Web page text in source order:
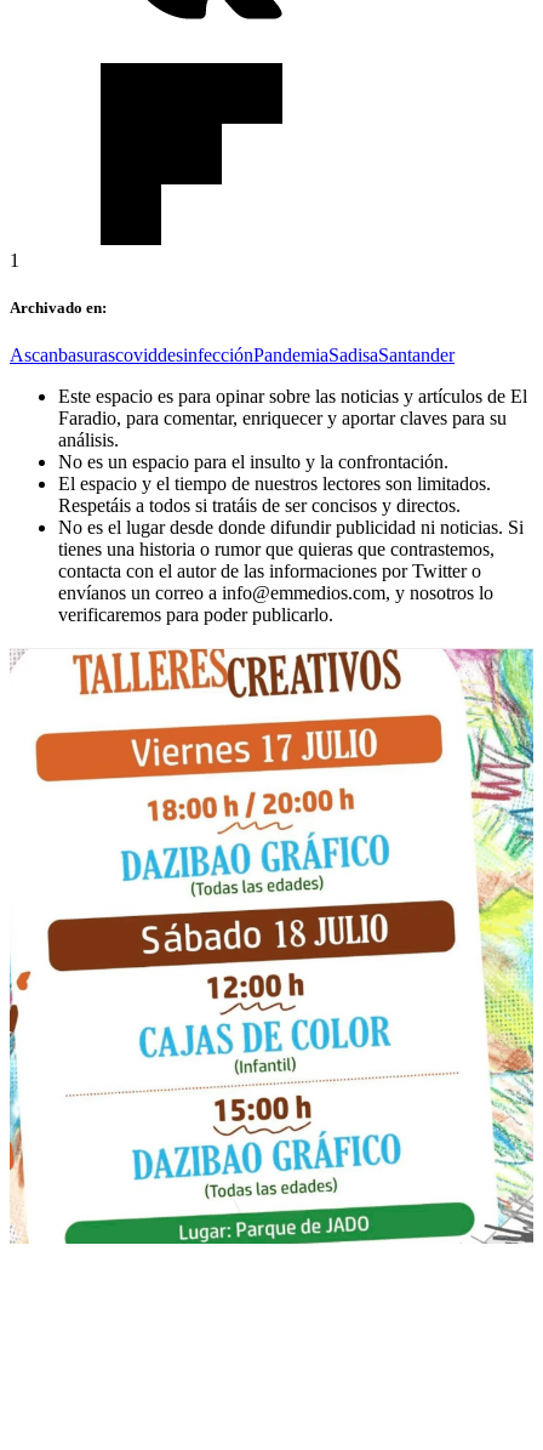
1
Archivado en:
AscanbasurascoviddesinfecciónPandemiaSadisaSantander
Este espacio es para opinar sobre las noticias y artículos de El
Faradio, para comentar, enriquecer y aportar claves para su
análisis.
No es un espacio para el insulto y la confrontación.
El espacio y el tiempo de nuestros lectores son limitados.
Respetáis a todos si tratáis de ser concisos y directos.
No es el lugar desde donde difundir publicidad ni noticias. Si
tienes una historia o rumor que quieras que contrastemos,
contacta con el autor de las informaciones por Twitter o
envíanos un correo a info@emmedios.com, y nosotros lo
verificaremos para poder publicarlo.